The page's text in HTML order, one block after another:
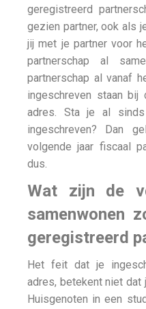
geregistreerd
gezien partner, ook als
jij met je partner voor
partnerschap al
partnerschap al vanaf
ingeschreven staan
adres. Sta je al sinds
ingeschreven? Dan
volgende jaar fiscaal
dus.
Wat zijn de
samenwonen
geregistreerd
Het feit dat je
adres, betekent niet dat
Huisgenoten in een